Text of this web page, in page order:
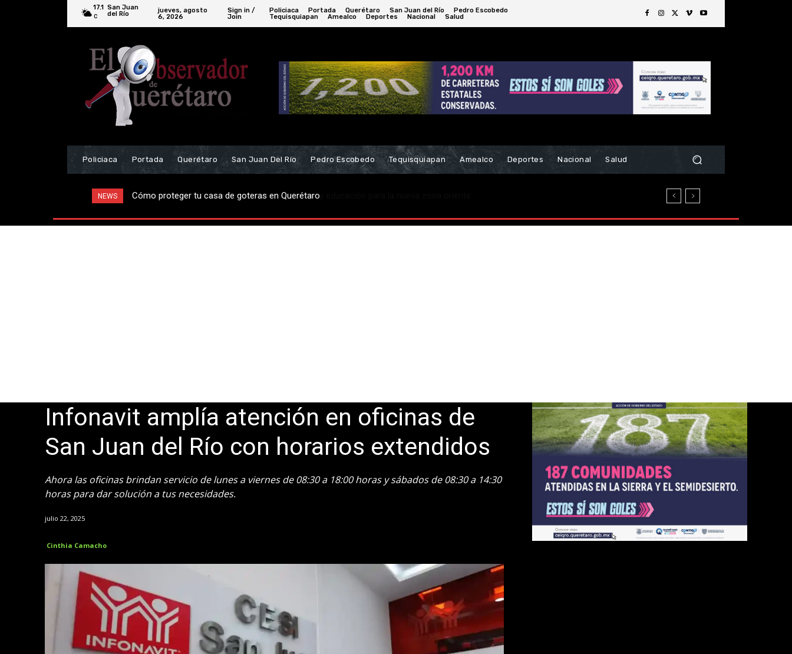
17.1
C
San Juan
del Río
jueves, agosto
6, 2026
Sign in /
Join
Policiaca Portada Querétaro San Juan del Río
Pedro Escobedo
Tequisquiapan
Amealco Deportes Nacional Salud
Policiaca Portada Querétaro San Juan Del Río Pedro Escobedo Tequisquiapan Amealco Deportes Nacional Salud
NEWS Gestiona Roberto Cabrera servicios de salud y educación para la nueva zona oriente
Infonavit amplía atención en oficinas de
San Juan del Río con horarios extendidos
Ahora las oficinas brindan servicio de lunes a viernes de 08:30 a 18:00 horas y sábados de 08:30 a 14:30
horas para dar solución a tus necesidades.
julio 22, 2025
Cinthia Camacho